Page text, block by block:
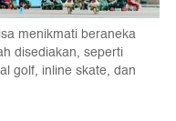
menikmati beraneka
disediakan, seperti
golf, inline skate, dan